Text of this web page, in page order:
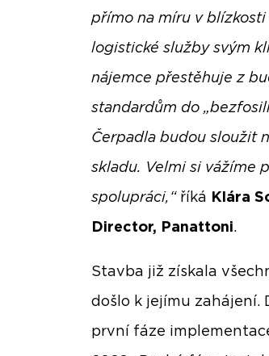
přímo na míru v
logistické služby svým
nájemce přestěhuje z
standardům do
Čerpadla budou sloužit
skladu. Velmi si vážíme
spolupráci,“ říká Klára
Director, Panattoni.
Stavba již získala
došlo k jejímu zahájení.
první fáze